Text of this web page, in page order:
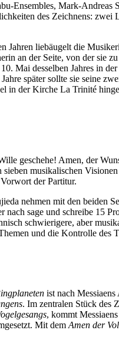
Ensembles, Mark-Andreas
des Zeichnens: zwei
Jahren liebäugelt die
an der Seite, von der sie
Mai desselben Jahres in
später sollte sie seine
in der Kirche La Trinité
geschehe! Amen, der
musikalischen
der Partitur.
nehmen mit den beiden
sage und schreibe 15
schwierigere, aber
und die Kontrolle des
ist nach
. Im zentralen Stück des
, kommt
Mit dem Amen der